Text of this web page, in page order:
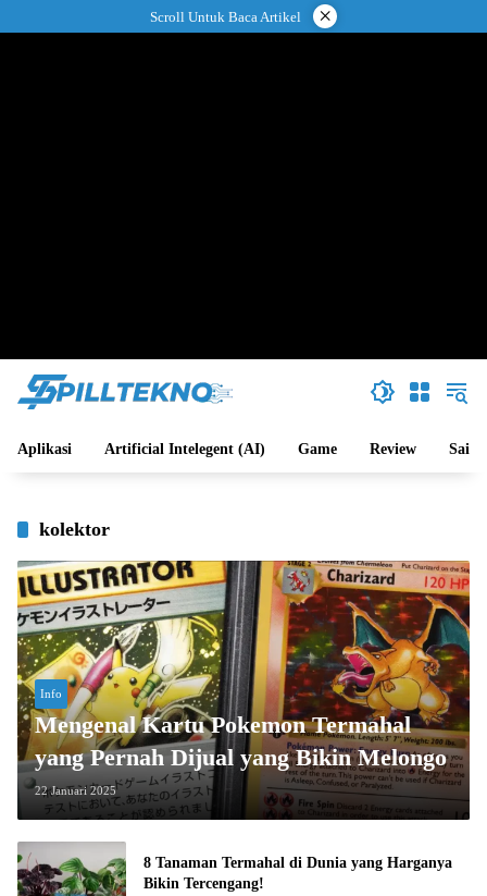
ke
Scroll Untuk Baca Artikel ×
Aplikasi Artificial Intelegent (AI) Game Review Sains
kolektor
Info
Mengenal Kartu Pokemon Termahal
yang Pernah Dijual yang Bikin Melongo
22 Januari 2025
8 Tanaman Termahal di Dunia yang Harganya
Bikin Tercengang!